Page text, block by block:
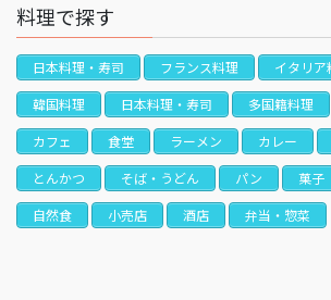
料理で探す
日本料理・寿司 フランス料理 イタリア
韓国料理
日本料理・寿司 多国籍料理
カフェ
食堂 ラーメン カレー
とんかつ
そば・うどん パン 菓子
自然食
小売店 酒店 弁当・惣菜